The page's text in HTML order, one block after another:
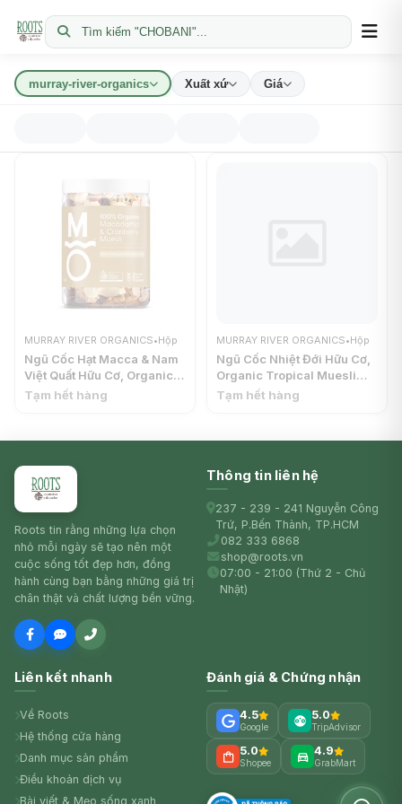
Tìm kiếm "CHOBANI"...
murray-river-organics Xuất xứ Giá
MURRAY RIVER ORGANICS•Hộp
Ngũ Cốc Hạt Macca & Nam
Việt Quất Hữu Cơ, Organic
Macadamia & Cranberry
Tạm hết hàng
MURRAY RIVER ORGANICS•Hộp
Ngũ Cốc Nhiệt Đới Hữu Cơ,
Organic Tropical Muesli
(400g) - MURRAY RIVER
Tạm hết hàng
Roots tin rằng những lựa chọn
nhỏ mỗi ngày sẽ tạo nên một
cuộc sống tốt đẹp hơn, đồng
hành cùng bạn bằng những giá trị
chân thật và chất lượng bền vững.
Thông tin liên hệ
237 - 239 - 241 Nguyễn Công
Trứ, P.Bến Thành, TP.HCM
082 333 6868
shop@roots.vn
07:00 - 21:00 (Thứ 2 - Chủ
Nhật)
Liên kết nhanh
Về Roots
Hệ thống cửa hàng
Danh mục sản phẩm
Điều khoản dịch vụ
Bài viết & Mẹo sống xanh
Đánh giá & Chứng nhận
4.5
Google
5.0
TripAdvisor
5.0
Shopee
4.9
GrabMart